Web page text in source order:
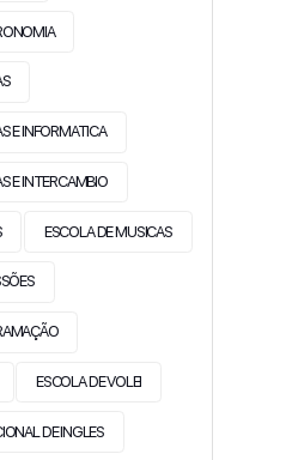
E INFORMATICA
E INTERCAMBIO
ESCOLA DE MUSICAS
ESCOLA DE VOLEI
DE INGLES